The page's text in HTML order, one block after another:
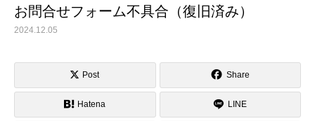
お問合せフォーム不具合（復旧済み）
2024.12.05
Post Share
Hatena LINE